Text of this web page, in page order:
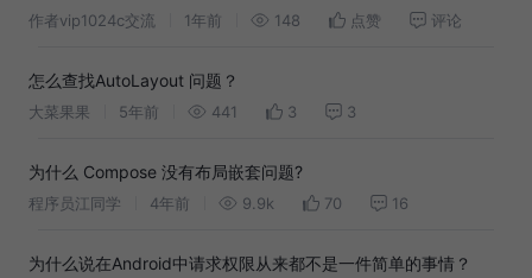
作者vip1024c交流 1年前 148 点赞 评论
怎么查找AutoLayout 问题？
大菜果果 5年前 441 3 3
为什么 Compose 没有布局嵌套问题?
程序员江同学 4年前 9.9k 70 16
为什么说在Android中请求权限从来都不是一件简单的事情？